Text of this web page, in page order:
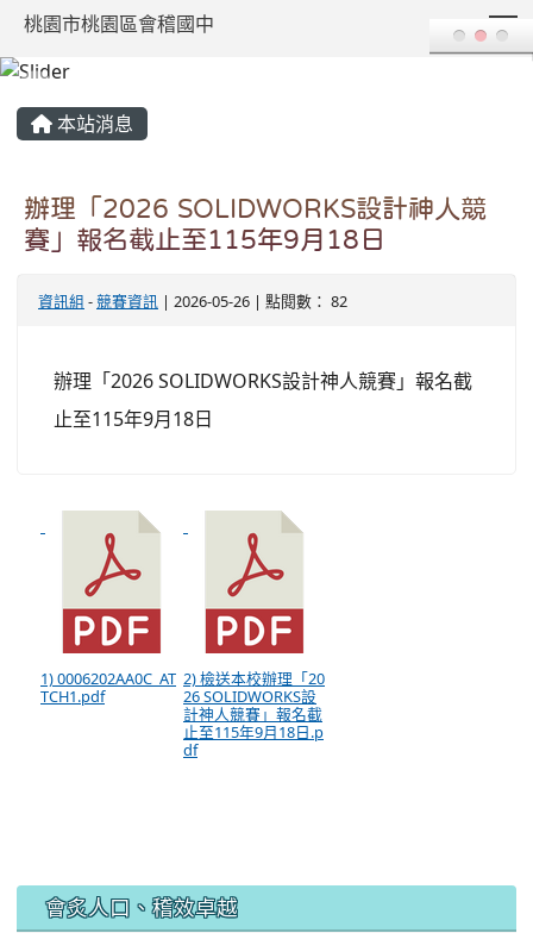
桃園市桃園區會稽國中
本站消息
辦理「2026 SOLIDWORKS設計神人競
賽」報名截止至115年9月18日
資訊組 -競賽資訊 | 2026-05-26 | 點閱數： 82
辦理「2026 SOLIDWORKS設計神人競賽」報名截
止至115年9月18日
1) 0006202AA0C_AT
TCH1.pdf
2) 檢送本校辦理「20
26 SOLIDWORKS設
計神人競賽」報名截
止至115年9月18日.p
df
會炙人口、稽效卓越